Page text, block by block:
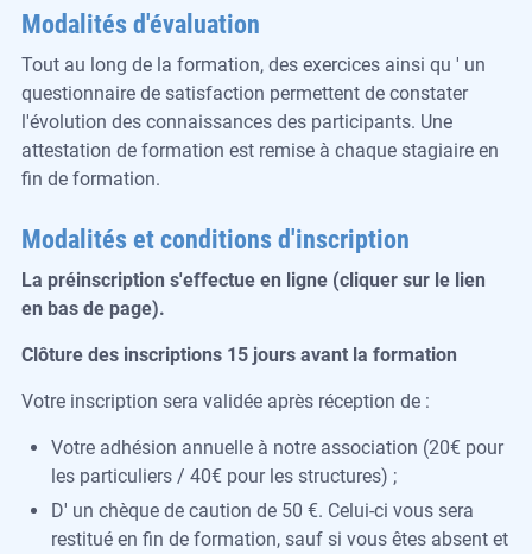
Modalités d'évaluation
Tout au long de la formation, des exercices ainsi qu ' un
questionnaire de satisfaction permettent de constater
l'évolution des connaissances des participants. Une
attestation de formation est remise à chaque stagiaire en
fin de formation.
Modalités et conditions d'inscription
La préinscription s'effectue en ligne (cliquer sur le lien
en bas de page).
Clôture des inscriptions 15 jours avant la formation
Votre inscription sera validée après réception de :
Votre adhésion annuelle à notre association (20€ pour
les particuliers / 40€ pour les structures) ;
D' un chèque de caution de 50 €. Celui-ci vous sera
restitué en fin de formation, sauf si vous êtes absent et